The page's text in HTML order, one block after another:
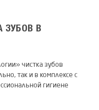
ЗУБОВ В
чистка зубов
так и в комплексе с
гигиене